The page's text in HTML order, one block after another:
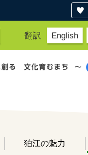
翻訳 English
狛江の魅力